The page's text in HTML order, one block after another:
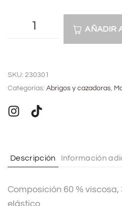
AÑADIR
t
e
r
i
e
SKU: 230301
Categorías: Abrigos y cazadoras,
Descripción Información
Composición 60 % viscosa,
elástico